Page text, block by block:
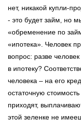
нет, никакой купли-
- это будет займ, но
«обременение по
«ипотека». Человек
вопрос: разве
в ипотеку?
человека – на его
остаточную
приходят,
этой зеленке не